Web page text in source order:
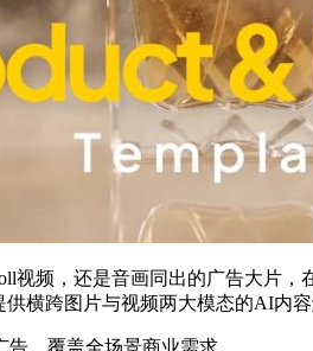
视频，还是音画同出的广告大片
横跨图片与视频两大模态的AI内
告，覆盖全场景商业需求